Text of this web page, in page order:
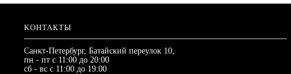
КОНТАКТЫ
Санкт-Петербург, Батайский переулок 10,
пн - пт с 11:00 до 20:00
сб - вс с 11:00 до 19:00